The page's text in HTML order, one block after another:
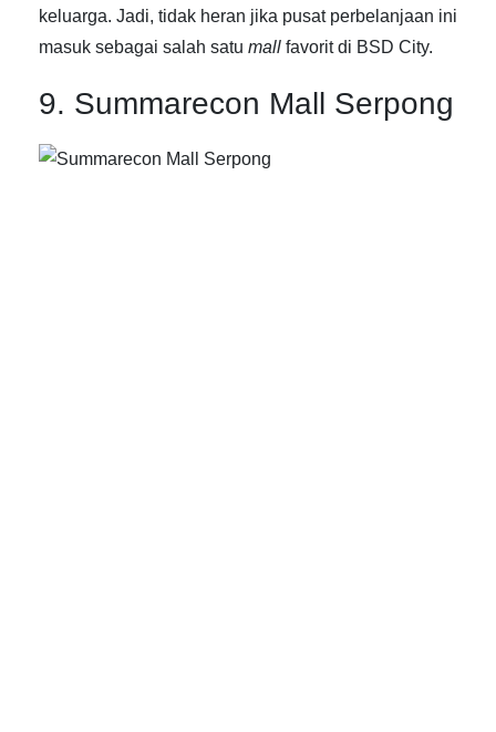
keluarga. Jadi, tidak heran jika pusat perbelanjaan ini
masuk sebagai salah satu mall favorit di BSD City.
9. Summarecon Mall Serpong